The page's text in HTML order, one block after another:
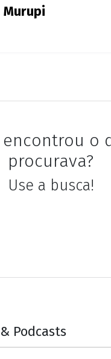
encontrou o
procurava?
Use a busca!
Podcasts